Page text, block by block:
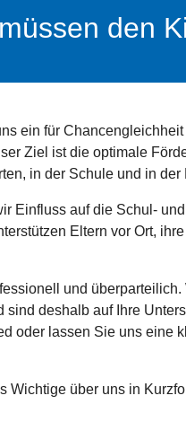
den
ein für Chancengleichheit
Ziel ist die optimale
in der Schule und in der
Einfluss auf die Schul- und
Eltern vor Ort,
und überparteilich.
deshalb auf Ihre
oder lassen Sie uns eine
Wichtige über uns in